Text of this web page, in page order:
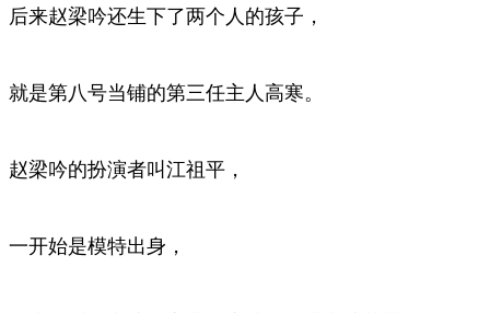
后来赵梁吟还生下了两个人的孩子，
就是第八号当铺的第三任主人高寒。
赵梁吟的扮演者叫江祖平，
一开始是模特出身，